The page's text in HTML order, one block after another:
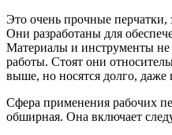
Это очень прочные
Они разработаны для
Материалы и инструменты не
работы. Стоят они
выше, но носятся долго,
Сфера применения рабочих
обширная. Она включает